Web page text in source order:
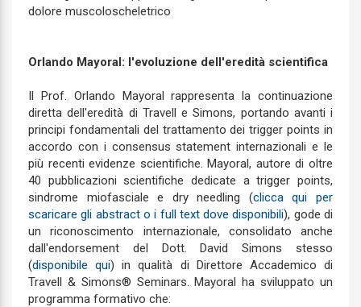
dolore muscoloscheletrico
Orlando Mayoral: l'evoluzione dell'eredità scientifica
Il Prof. Orlando Mayoral rappresenta la continuazione
diretta dell'eredità di Travell e Simons, portando avanti i
principi fondamentali del trattamento dei trigger points in
accordo con i consensus statement internazionali e le
più recenti evidenze scientifiche. Mayoral, autore di oltre
40 pubblicazioni scientifiche dedicate a trigger points,
sindrome miofasciale e dry needling (clicca qui per
scaricare gli abstract o i full text dove disponibili), gode di
un riconoscimento internazionale, consolidato anche
dall'endorsement del Dott. David Simons stesso
(disponibile qui) in qualità di Direttore Accademico di
Travell & Simons® Seminars. Mayoral ha sviluppato un
programma formativo che: